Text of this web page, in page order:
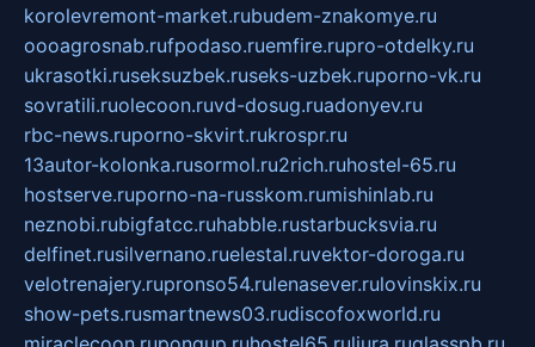
korolevremont-market.rubudem-znakomye.ru
oooagrosnab.rufpodaso.ruemfire.rupro-otdelky.ru
ukrasotki.ruseksuzbek.ruseks-uzbek.ruporno-vk.ru
sovratili.ruolecoon.ruvd-dosug.ruadonyev.ru
rbc-news.ruporno-skvirt.rukrospr.ru
13autor-kolonka.rusormol.ru2rich.ruhostel-65.ru
hostserve.ruporno-na-russkom.rumishinlab.ru
neznobi.rubigfatcc.ruhabble.rustarbucksvia.ru
delfinet.rusilvernano.ruelestal.ruvektor-doroga.ru
velotrenajery.rupronso54.rulenasever.rulovinskix.ru
show-pets.rusmartnews03.rudiscofoxworld.ru